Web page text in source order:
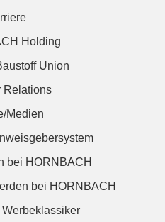
Holding
Union
Relations
Medien
bei HORNBACH
bei HORNBACH